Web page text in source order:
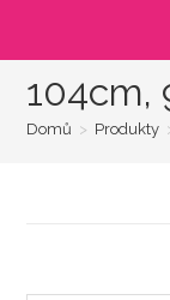
104cm,
Domů > Produkty